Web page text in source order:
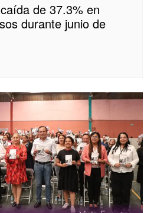
de 37.3% en
durante junio de